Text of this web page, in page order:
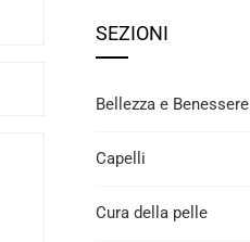
SEZIONI
Bellezza e Benessere
Capelli
Cura della pelle